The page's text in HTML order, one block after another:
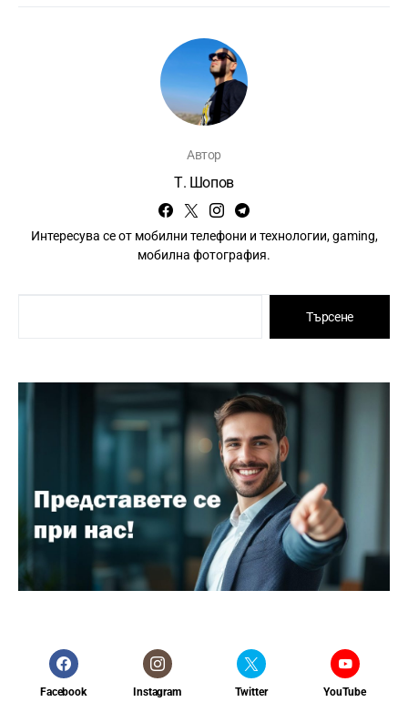
Автор
Т. Шопов
Интересува се от мобилни телефони и технологии, gaming,
мобилна фотография.
Търсене
Facebook Instagram Twitter YouTube